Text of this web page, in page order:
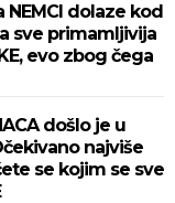
NEMCI dolaze kod
sve primamljivija
evo zbog čega
došlo je u
najviše
se kojim se sve